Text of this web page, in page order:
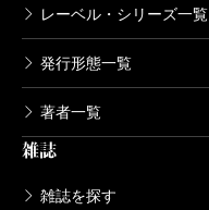
レーベル・シリーズ一覧
発行形態一覧
著者一覧
雑誌
雑誌を探す